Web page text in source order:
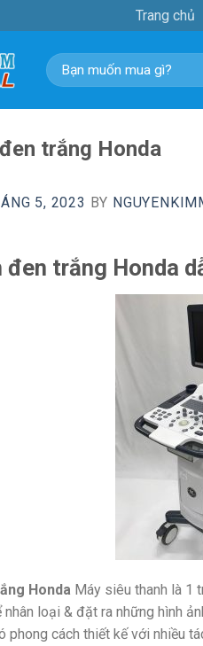
Trang chủ
Tìm
kiếm:
trắng Honda
5, 2023 BY
đen trắng Honda
Honda Máy siêu thanh là 1
loại & đặt ra những hình
phong cách thiết kế với nhiều